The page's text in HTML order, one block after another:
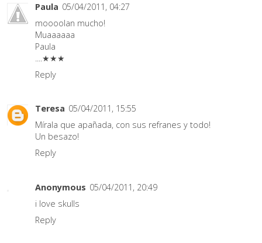
Paula 05/04/2011, 04:27
moooolan mucho!
Muaaaaaa
Paula
....★★★
Reply
Teresa 05/04/2011, 15:55
Mírala que apañada, con sus refranes y todo!
Un besazo!
Reply
Anonymous 05/04/2011, 20:49
i love skulls
Reply